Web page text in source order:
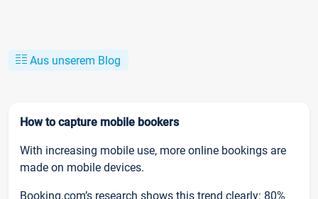
Aus unserem Blog
How to capture mobile bookers
With increasing mobile use, more online bookings are
made on mobile devices.
Booking.com’s research shows this trend clearly: 80%